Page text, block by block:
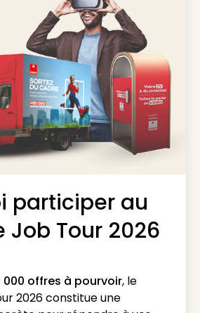
participer au
Job Tour 2026
000 offres à pourvoir, le
2026 constitue une